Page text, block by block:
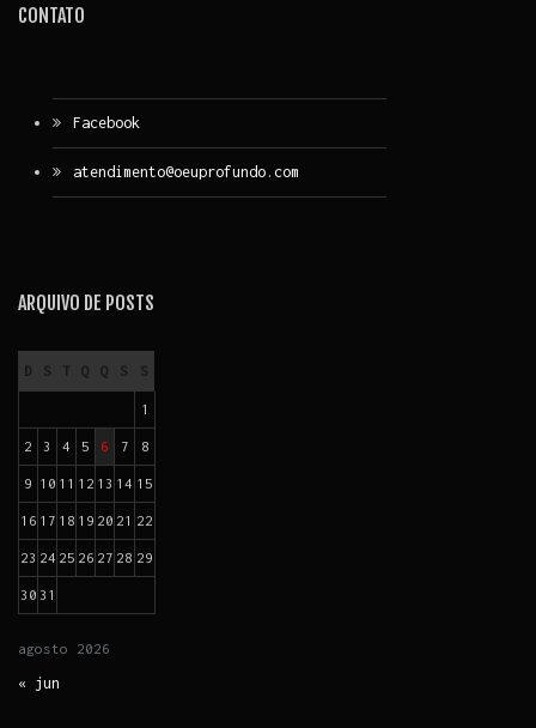
CONTATO
Facebook
atendimento@oeuprofundo.com
ARQUIVO DE POSTS
agosto 2026
D S T Q Q S S
1
2 3 4 5 6 7 8
9 10 11 12 13 14 15
16 17 18 19 20 21 22
23 24 25 26 27 28 29
30 31
« jun